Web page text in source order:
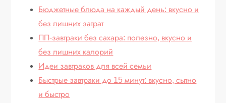
Бюджетные блюда на каждый день: вкусно и
без лишних затрат
ПП-завтраки без сахара: полезно, вкусно и
без лишних калорий
Идеи завтраков для всей семьи
Быстрые завтраки до 15 минут: вкусно, сытно
и быстро